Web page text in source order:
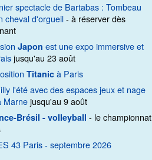
spectacle de Bartabas : Tombeau
cheval d'orgueil- à réserver dès
Japon est une expo immersive et
jusqu'au 23 août
Titanic à Paris
l'été avec des espaces jeux et nage
Marnejusqu'au 9 août
Brésil - volleyball - le championnat
43 Paris - septembre 2026